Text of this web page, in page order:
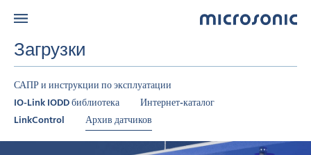
Загрузки
САПР и инструкции по эксплуатации
IO-Link IODD библиотека
Интернет-каталог
LinkControl
Архив датчиков